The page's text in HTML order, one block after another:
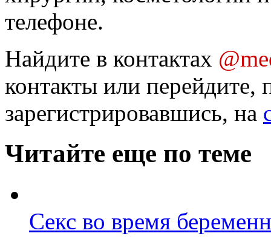
телефоне.
Найдите в контактах
контакты или перейдите,
зарегистрировавшись, на
Читайте еще по теме
Секс во время